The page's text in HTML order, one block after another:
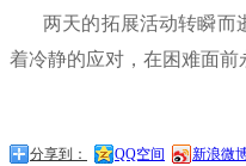
两天的拓展活动转瞬而
着冷静的应对，在困难面前
分享到： QQ空间 新浪微